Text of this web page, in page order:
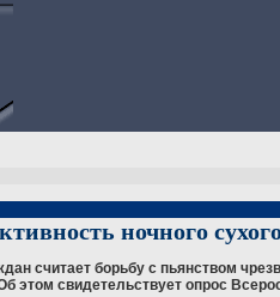
ночного
считает борьбу с пьянством
этом свидетельствует опрос